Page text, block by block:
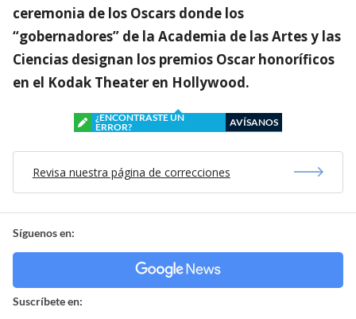
ceremonia de los Oscars donde los
“gobernadores” de la Academia de las Artes y las
Ciencias designan los premios Oscar honoríficos
en el Kodak Theater en Hollywood.
¿ENCONTRASTE UN
ERROR?
AVÍSANOS
Revisa nuestra página de correcciones
Síguenos en:
Suscríbete en: